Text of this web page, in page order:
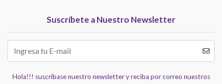
Suscríbete a Nuestro Newsletter
Hola!!! suscríbase nuestro newsletter y reciba por correo nuestros